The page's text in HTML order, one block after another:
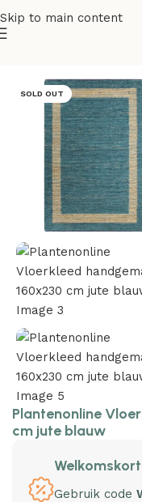
Skip to main content
SOLD OUT
Plantenonline
cm jute blauw
Gebruik code